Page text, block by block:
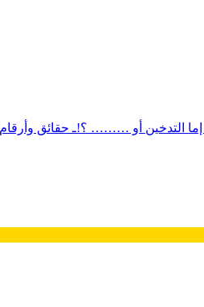
التدخين أو ……… ؟!ـ حقائق